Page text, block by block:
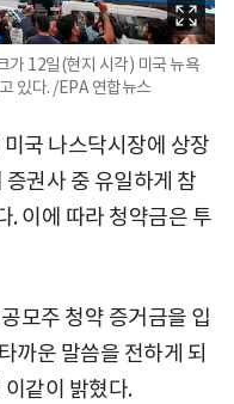
가 12일(현지 시각) 미국 뉴욕
있다. /EPA 연합뉴스
국 나스닥시장에 상장
권사 중 유일하게 참
. 이에 따라 청약금은 투
모주 청약 증거금을 입
까운 말씀을 전하게 되
같이 밝혔다.